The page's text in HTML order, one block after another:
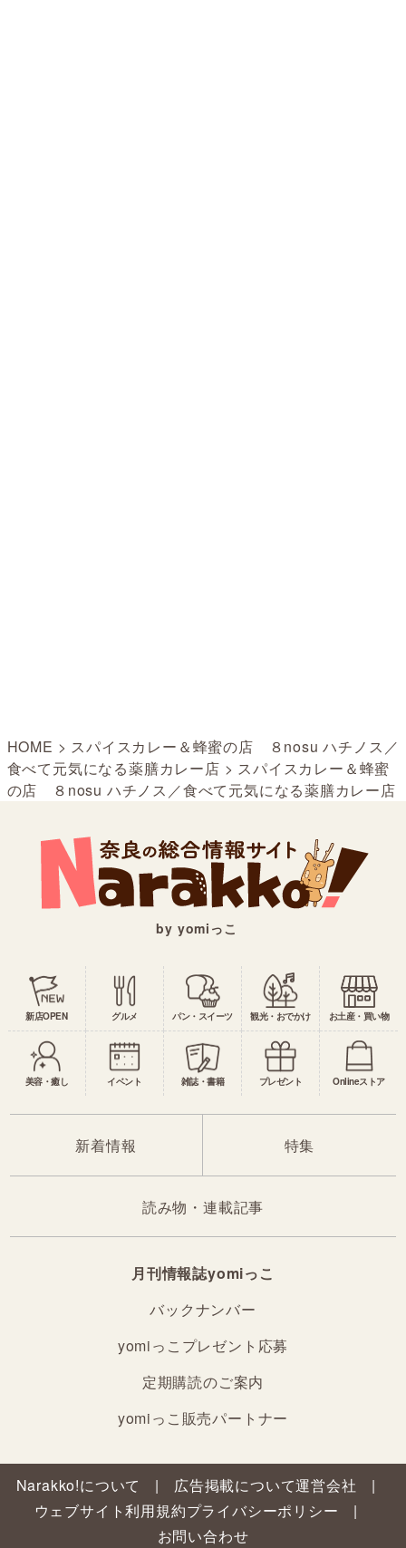
HOME > スパイスカレー＆蜂蜜の店 ８nosu ハチノス／
食べて元気になる薬膳カレー店 > スパイスカレー＆蜂蜜
の店 ８nosu ハチノス／食べて元気になる薬膳カレー店
by yomiっこ
新店OPEN グルメ パン・スイーツ 観光・おでかけ お土産・買い物
美容・癒し イベント 雑誌・書籍 プレゼント Onlineストア
新着情報 特集
読み物・連載記事
月刊情報誌yomiっこ
バックナンバー
yomiっこプレゼント応募
定期購読のご案内
yomiっこ販売パートナー
Narakko!について 広告掲載について運営会社
ウェブサイト利用規約プライバシーポリシー
お問い合わせ